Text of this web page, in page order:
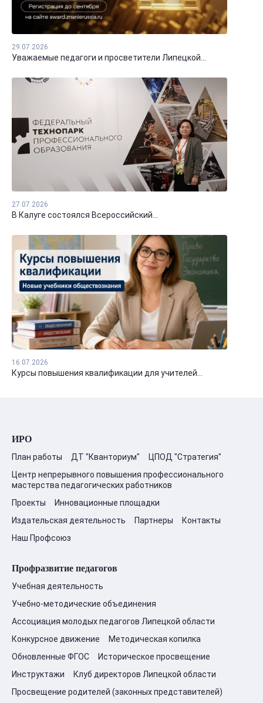
29.07.2026
Уважаемые педагоги и просветители Липецкой...
27.07.2026
В Калуге состоялся Всероссийский...
16.07.2026
Курсы повышения квалификации для учителей...
ИРО
План работы ДТ "Кванториум"
ЦПОД "Стратегия"
Центр непрерывного повышения профессионального
мастерства педагогических работников
Проекты
Инновационные площадки
Издательская деятельность
Партнеры
Контакты
Наш Профсоюз
Профразвитие педагогов
Учебная деятельность
Учебно-методические объединения
Ассоциация молодых педагогов Липецкой области
Конкурсное движение
Методическая копилка
Обновленные ФГОС
Историческое просвещение
Инструктажи
Клуб директоров Липецкой области
Просвещение родителей (законных представителей)